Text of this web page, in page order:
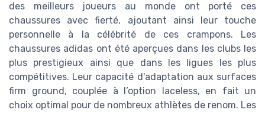
des meilleurs joueurs au monde ont porté ces
chaussures avec fierté, ajoutant ainsi leur touche
personnelle à la célébrité de ces crampons. Les
chaussures adidas ont été aperçues dans les clubs les
plus prestigieux ainsi que dans les ligues les plus
compétitives. Leur capacité d'adaptation aux surfaces
firm ground, couplée à l’option laceless, en fait un
choix optimal pour de nombreux athlètes de renom. Les